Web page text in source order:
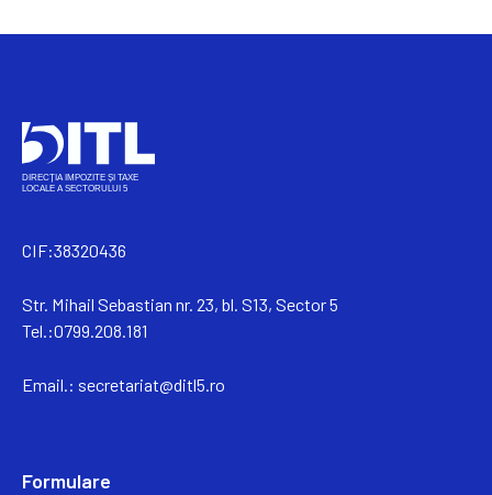
CIF:38320436
Str. Mihail Sebastian nr. 23, bl. S13, Sector 5
Tel.:0799.208.181
Email.: secretariat@ditl5.ro
Formulare